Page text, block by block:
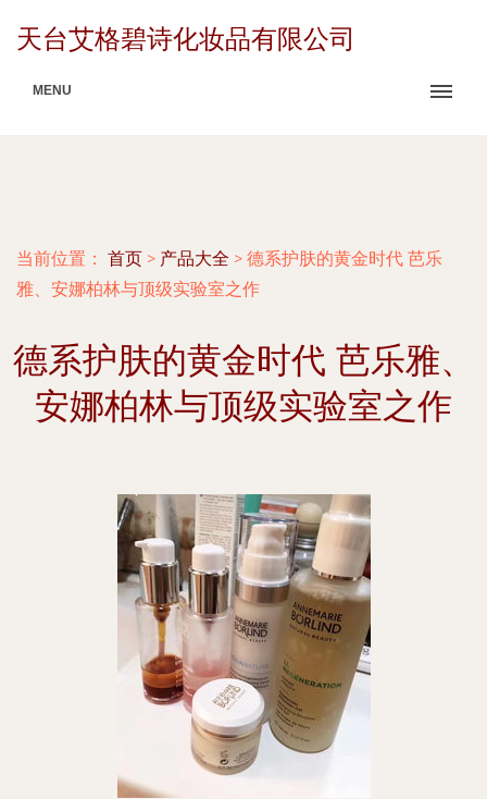
天台艾格碧诗化妆品有限公司
MENU
当前位置： 首页 > 产品大全 > 德系护肤的黄金时代 芭乐
雅、安娜柏林与顶级实验室之作
德系护肤的黄金时代 芭乐雅、
安娜柏林与顶级实验室之作